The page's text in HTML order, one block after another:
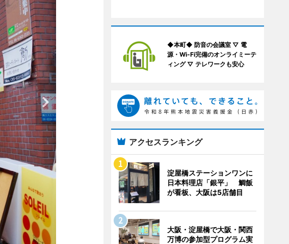
◆本町◆ 防音の会議室 ▽ 電
源・Wi-Fi完備のオンライミーテ
ィング ▽ テレワークも安心
アクセスランキング
淀屋橋ステーションワンに
日本料理店「銀平」 鯛飯
が看板、大阪は5店舗目
大阪・淀屋橋で大阪・関西
万博の参加型プログラム実